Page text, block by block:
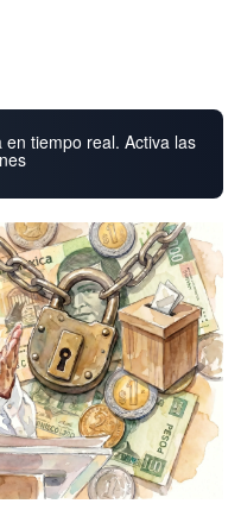
tiempo real. Activa las